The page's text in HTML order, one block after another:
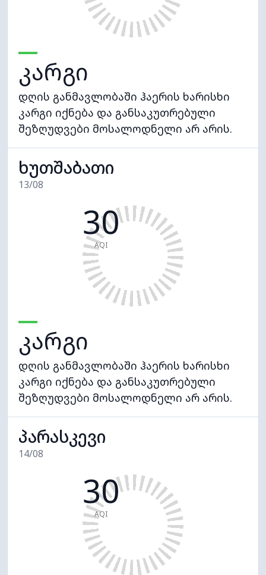
კარგი
დღის განმავლობაში ჰაერის ხარისხი
კარგი იქნება და განსაკუთრებული
შეზღუდვები მოსალოდნელი არ არის.
ხუთშაბათი
13/08
30
AQI
კარგი
დღის განმავლობაში ჰაერის ხარისხი
კარგი იქნება და განსაკუთრებული
შეზღუდვები მოსალოდნელი არ არის.
პარასკევი
14/08
30
AQI